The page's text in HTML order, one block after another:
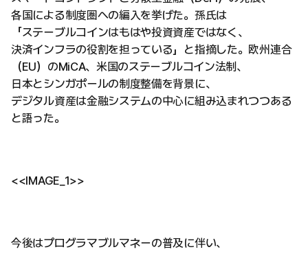
各国による制度圏への編入を挙げた。孫氏は
「ステーブルコインはもはや投資資産ではなく、
決済インフラの役割を担っている」と指摘した。欧州連合
（EU）のMiCA、米国のステーブルコイン法制、
日本とシンガポールの制度整備を背景に、
デジタル資産は金融システムの中心に組み込まれつつある
と語った。
<<IMAGE_1>>
今後はプログラマブルマネーの普及に伴い、